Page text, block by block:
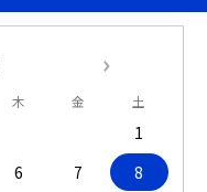
木 金 土
1
6 7
8